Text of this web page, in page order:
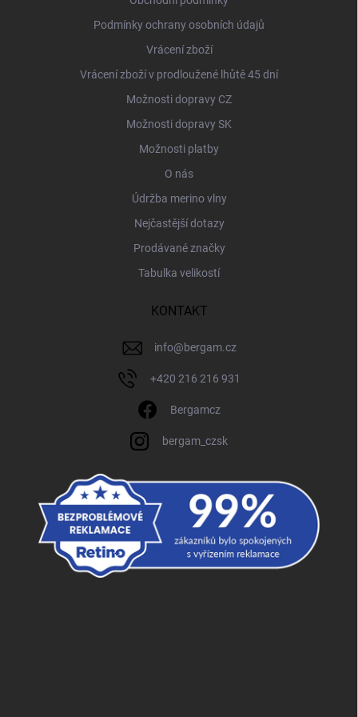
Podmínky ochrany osobních údajů
Vrácení zboží
Vrácení zboží v prodloužené lhůtě 45 dní
Možnosti dopravy CZ
Možnosti dopravy SK
Možnosti platby
O nás
Údržba merino vlny
Nejčastější dotazy
Prodávané značky
Tabulka velikostí
KONTAKT
info@bergam.cz
+420 216 216 931
Bergamcz
bergam_czsk